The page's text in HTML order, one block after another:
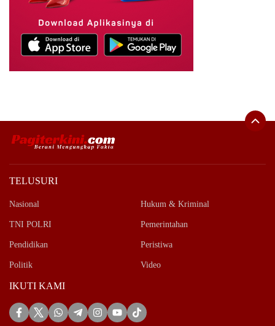
TELUSURI
Nasional Hukum & Kriminal
TNI POLRI Pemerintahan
Pendidikan Peristiwa
Politik Video
IKUTI KAMI